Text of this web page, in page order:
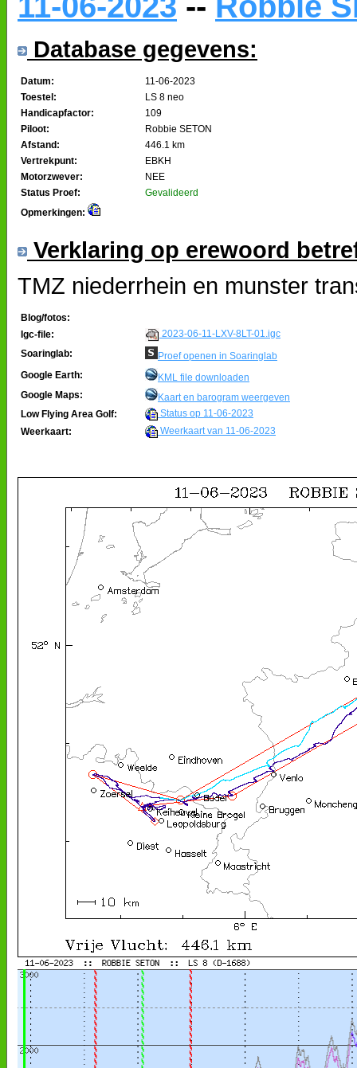
Database gegevens:
Datum:
11-06-2023
Toestel:
LS 8 neo
Handicapfactor:
109
Piloot:
Robbie SETON
Afstand:
446.1 km
Vertrekpunt:
EBKH
Motorzwever:
NEE
Status Proef:
Gevalideerd
Opmerkingen:
Verklaring op erewoord
TMZ niederrhein en munster
Blog/fotos:
Igc-file:
2023-06-11-LXV-8LT-01.igc
Soaringlab:
Proef openen in Soaringlab
Google Earth:
KML file downloaden
Google Maps:
Kaart en barogram weergeven
Low Flying Area Golf:
Status op 11-06-2023
Weerkaart:
Weerkaart van 11-06-2023